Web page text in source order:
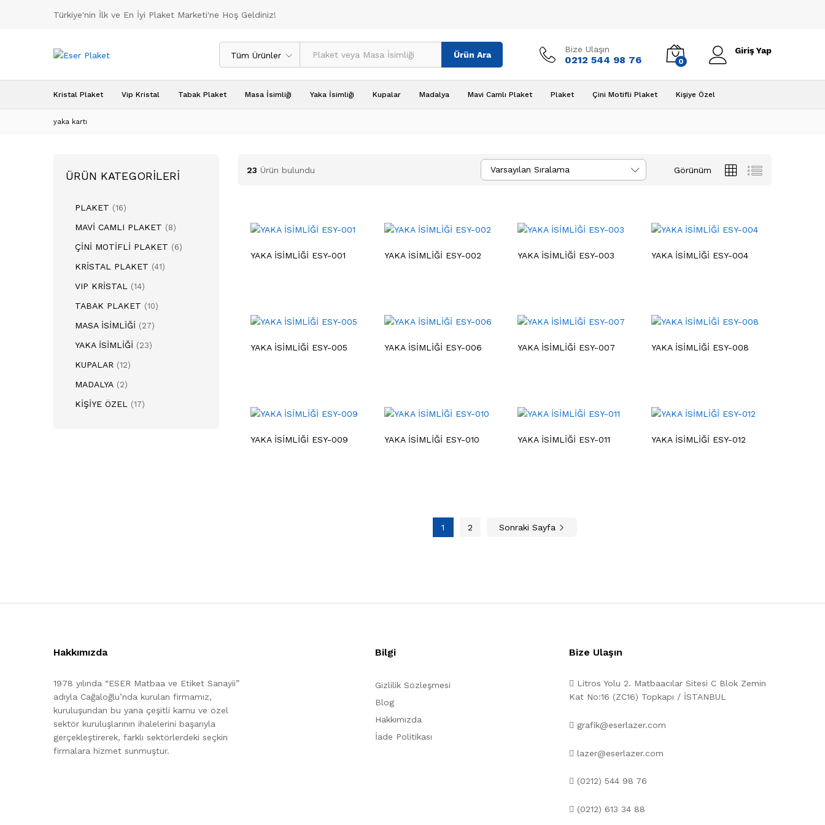
Türkiye'nin İlk ve En İyi Plaket Marketi'ne Hoş Geldiniz!
Tüm Ürünler Ürün Ara
Bize Ulaşın
0212 544 98 76 0
Giriş Yap
Kristal Plaket Vip Kristal Tabak Plaket Masa İsimliği Yaka İsimliği Kupalar Madalya Mavi Camlı Plaket Plaket Çini Motifli Plaket Kişiye Özel
yaka kartı
23 Ürün bulundu Görünüm
Varsayılan Sıralama
YAKA İSİMLİĞİ ESY-001 YAKA İSİMLİĞİ ESY-002 YAKA İSİMLİĞİ ESY-003 YAKA İSİMLİĞİ ESY-004
YAKA İSİMLİĞİ ESY-005 YAKA İSİMLİĞİ ESY-006 YAKA İSİMLİĞİ ESY-007 YAKA İSİMLİĞİ ESY-008
YAKA İSİMLİĞİ ESY-009 YAKA İSİMLİĞİ ESY-010 YAKA İSİMLİĞİ ESY-011 YAKA İSİMLİĞİ ESY-012
1 2 Sonraki Sayfa
ÜRÜN KATEGORILERI
PLAKET (16)
MAVİ CAMLI PLAKET (8)
ÇİNİ MOTİFLİ PLAKET (6)
KRİSTAL PLAKET (41)
VIP KRİSTAL (14)
TABAK PLAKET (10)
MASA İSİMLİĞİ (27)
YAKA İSİMLİĞİ (23)
KUPALAR (12)
MADALYA (2)
KİŞİYE ÖZEL (17)
Hakkımızda
1978 yılında “ESER Matbaa ve Etiket Sanayii”
adıyla Cağaloğlu’nda kurulan firmamız,
kuruluşundan bu yana çeşitli kamu ve özel
sektör kuruluşlarının ihalelerini başarıyla
gerçekleştirerek, farklı sektörlerdeki seçkin
firmalara hizmet sunmuştur.
Bilgi
Gizlilik Sözleşmesi
Blog
Hakkımızda
İade Politikası
Bize Ulaşın
Litros Yolu 2. Matbaacılar Sitesi C Blok Zemin
Kat No:16 (ZC16) Topkapı / İSTANBUL
grafik@eserlazer.com
lazer@eserlazer.com
(0212) 544 98 76
(0212) 613 34 88